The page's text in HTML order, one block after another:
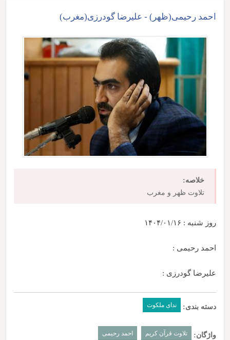
احمد رحیمی(ظهر) - علیرضا گودرزی(مغرب)
خلاصه:
تلاوت ظهر و مغرب
روز شنبه : ۱۴۰۴/۰۱/۱۶
احمد رحیمی :
علیرضا گودرزی :
دسته بندی: ندای ملکوت
واژگان: تلاوت قرآن کریم احمد رحیمی